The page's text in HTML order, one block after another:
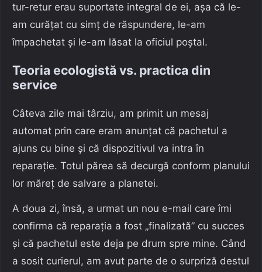
tur-retur erau suportate integral de ei, așa că le-
am curățat cu simț de răspundere, le-am
împachetat și le-am lăsat la oficiul poștal.
Teoria ecologistă vs. practica din
service
Câteva zile mai târziu, am primit un mesaj
automat prin care eram anunțat că pachetul a
ajuns cu bine și că dispozitivul va intra în
reparație. Totul părea să decurgă conform planului
lor măreț de salvare a planetei.
A doua zi, însă, a urmat un nou e-mail care îmi
confirma că reparația a fost „finalizată” cu succes
și că pachetul este deja pe drum spre mine. Când
a sosit curierul, am avut parte de o surpriză destul